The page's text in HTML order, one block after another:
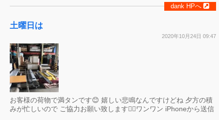
土曜日は
dank HPへ
2020年10月24日 09:47
お客様の荷物で満タンです😊 嬉しい悲鳴なんですけどね 夕方の積
みが忙しいので ご協力お願い致します🙇‍♀️ワンワン iPhoneから送信